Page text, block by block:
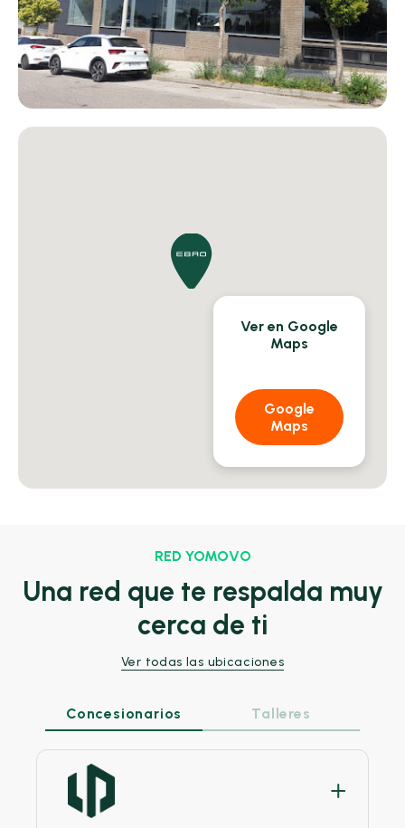
Ver en Google
Maps
Google
Maps
RED YOMOVO
Una red que te respalda muy
cerca de ti
Ver todas las ubicaciones
Concesionarios Talleres